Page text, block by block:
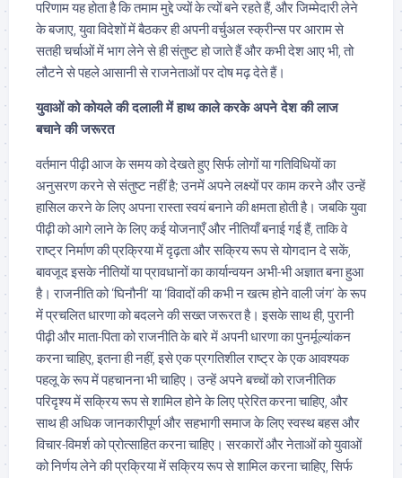
परिणाम यह होता है कि तमाम मुद्दे ज्यों के त्यों बने रहते हैं, और जिम्मेदारी लेने
के बजाए, युवा विदेशों में बैठकर ही अपनी वर्चुअल स्क्रीन्स पर आराम से
सतही चर्चाओं में भाग लेने से ही संतुष्ट हो जाते हैं और कभी देश आए भी, तो
लौटने से पहले आसानी से राजनेताओं पर दोष मढ़ देते हैं।
युवाओं को कोयले की दलाली में हाथ काले करके अपने देश की लाज
बचाने की जरूरत
वर्तमान पीढ़ी आज के समय को देखते हुए सिर्फ लोगों या गतिविधियों का
अनुसरण करने से संतुष्ट नहीं है; उनमें अपने लक्ष्यों पर काम करने और उन्हें
हासिल करने के लिए अपना रास्ता स्वयं बनाने की क्षमता होती है। जबकि युवा
पीढ़ी को आगे लाने के लिए कई योजनाएँ और नीतियाँ बनाई गई हैं, ताकि वे
राष्ट्र निर्माण की प्रक्रिया में दृढ़ता और सक्रिय रूप से योगदान दे सकें,
बावजूद इसके नीतियों या प्रावधानों का कार्यान्वयन अभी-भी अज्ञात बना हुआ
है। राजनीति को ‘घिनौनी’ या ‘विवादों की कभी न खत्म होने वाली जंग’ के रूप
में प्रचलित धारणा को बदलने की सख्त जरूरत है। इसके साथ ही, पुरानी
पीढ़ी और माता-पिता को राजनीति के बारे में अपनी धारणा का पुनर्मूल्यांकन
करना चाहिए, इतना ही नहीं, इसे एक प्रगतिशील राष्ट्र के एक आवश्यक
पहलू के रूप में पहचानना भी चाहिए। उन्हें अपने बच्चों को राजनीतिक
परिदृश्य में सक्रिय रूप से शामिल होने के लिए प्रेरित करना चाहिए, और
साथ ही अधिक जानकारीपूर्ण और सहभागी समाज के लिए स्वस्थ बहस और
विचार-विमर्श को प्रोत्साहित करना चाहिए। सरकारों और नेताओं को युवाओं
को निर्णय लेने की प्रक्रिया में सक्रिय रूप से शामिल करना चाहिए, सिर्फ